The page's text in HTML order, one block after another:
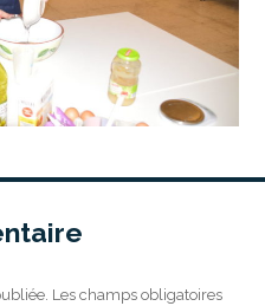
Les champs obligatoires